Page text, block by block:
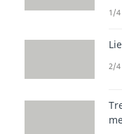
1/4
2/4